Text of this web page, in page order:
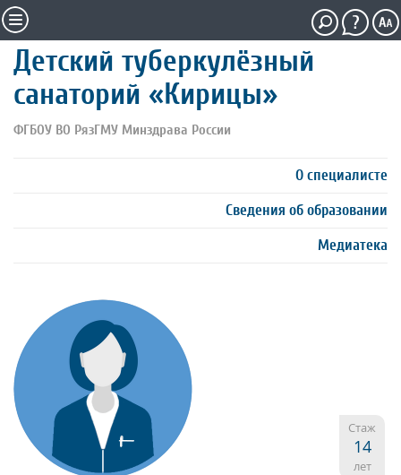
Детский туберкулёзный
санаторий «Кирицы»
ФГБОУ ВО РязГМУ Минздрава России
О специалисте
Сведения об образовании
Медиатека
Стаж
14
лет